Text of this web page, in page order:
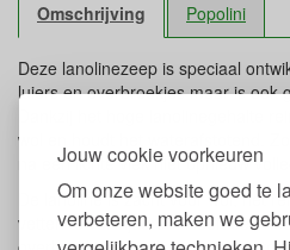
Jouw cookie voorkeuren
Om onze website goed te
verbeteren, maken we
Omschrijving Popolini
Deze lanolinezeep is speciaal
luiers en overbroekjes maar is ook
wol en houdt het waterafstotend.
na een lichte vlek niet opnieuw
De lanoline is zacht voor wol, het
vetten te verwijderen. Heeft een